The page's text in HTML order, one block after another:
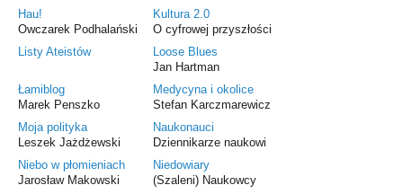
Hau!
Owczarek Podhalański
Kultura 2.0
O cyfrowej przyszłości
Listy Ateistów
Loose Blues
Jan Hartman
Łamiblog
Marek Penszko
Medycyna i okolice
Stefan Karczmarewicz
Moja polityka
Leszek Jażdżewski
Naukonauci
Dziennikarze naukowi
Niebo w płomieniach
Jarosław Makowski
Niedowiary
(Szaleni) Naukowcy